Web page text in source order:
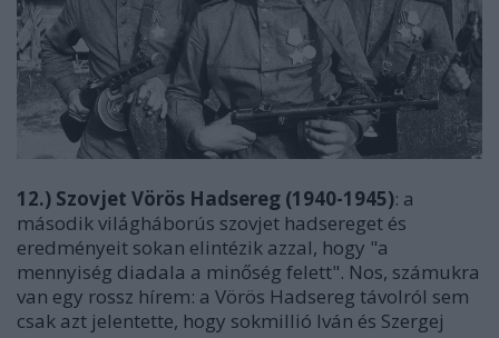
12.) Szovjet Vörös Hadsereg (1940-1945): a
második világháborús szovjet hadsereget és
eredményeit sokan elintézik azzal, hogy "a
mennyiség diadala a minőség felett". Nos, számukra
van egy rossz hírem: a Vörös Hadsereg távolról sem
csak azt jelentette, hogy sokmillió Iván és Szergej